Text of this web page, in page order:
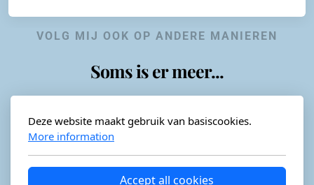
VOLG MIJ OOK OP ANDERE MANIEREN
Soms is er meer...
Horeca-advies
Deze website maakt gebruik van basiscookies.
More information
Accept all cookies